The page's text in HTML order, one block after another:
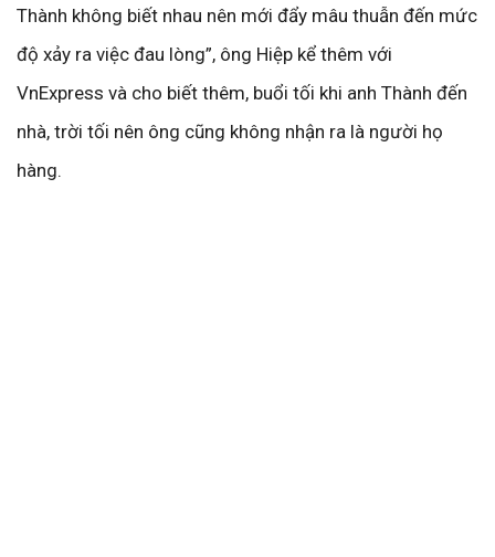
Thành không biết nhau nên mới đẩy mâu thuẫn đến mức
độ xảy ra việc đau lòng”, ông Hiệp kể thêm với
VnExpress và cho biết thêm, buổi tối khi anh Thành đến
nhà, trời tối nên ông cũng không nhận ra là người họ
hàng.